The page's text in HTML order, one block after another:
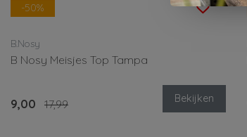
-50%
B.Nosy
B Nosy Meisjes Top Tampa
9,00 17,99 Bekijken